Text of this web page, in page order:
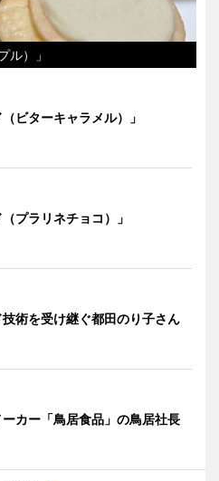
ル）」
（ビターキャラメル）」
（プラリネチョコ）」
術を受け継ぐ都田のり子さん
カー「鳥居食品」の鳥居社長